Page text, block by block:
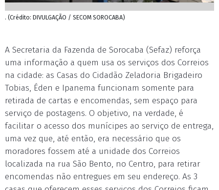
. (Crédito: DIVULGAÇÃO / SECOM SOROCABA)
A Secretaria da Fazenda de Sorocaba (Sefaz) reforça
uma informação a quem usa os serviços dos Correios
na cidade: as Casas do Cidadão Zeladoria Brigadeiro
Tobias, Éden e Ipanema funcionam somente para
retirada de cartas e encomendas, sem espaço para
serviço de postagens. O objetivo, na verdade, é
facilitar o acesso dos munícipes ao serviço de entrega,
uma vez que, até então, era necessário que os
moradores fossem até a unidade dos Correios
localizada na rua São Bento, no Centro, para retirar
encomendas não entregues em seu endereço. As 3